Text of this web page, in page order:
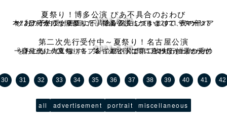
夏祭り！博多公演 ぴあ不具合のおわび
本22日発売になりました、春風亭ぴっかり☆2021サマーツアー「ぴっかり☆夏祭り！」博多公演につきまして、チケットぴあの予約受付画面に不具合が発生しています。 夜の部17
2021.5.22
第二次先行受付中～夏祭り！名古屋公演
「ぴっかり☆夏祭り！」名古屋公演は、5月29日 (土) からの一斉発売に先立ち、各プレイガイドで第二次先行抽選の受付をおこなっています。 第一次先行に間に合わなかったかた
2021.5.20
30 31 32 33 34 35 36 37 38 39 40 41 42
all advertisement portrait miscellaneous